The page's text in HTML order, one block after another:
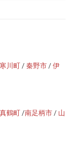
寒川町/秦野市/伊
真鶴町/南足柄市/ 山